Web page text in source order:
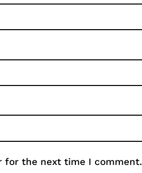
for the next time I comment.